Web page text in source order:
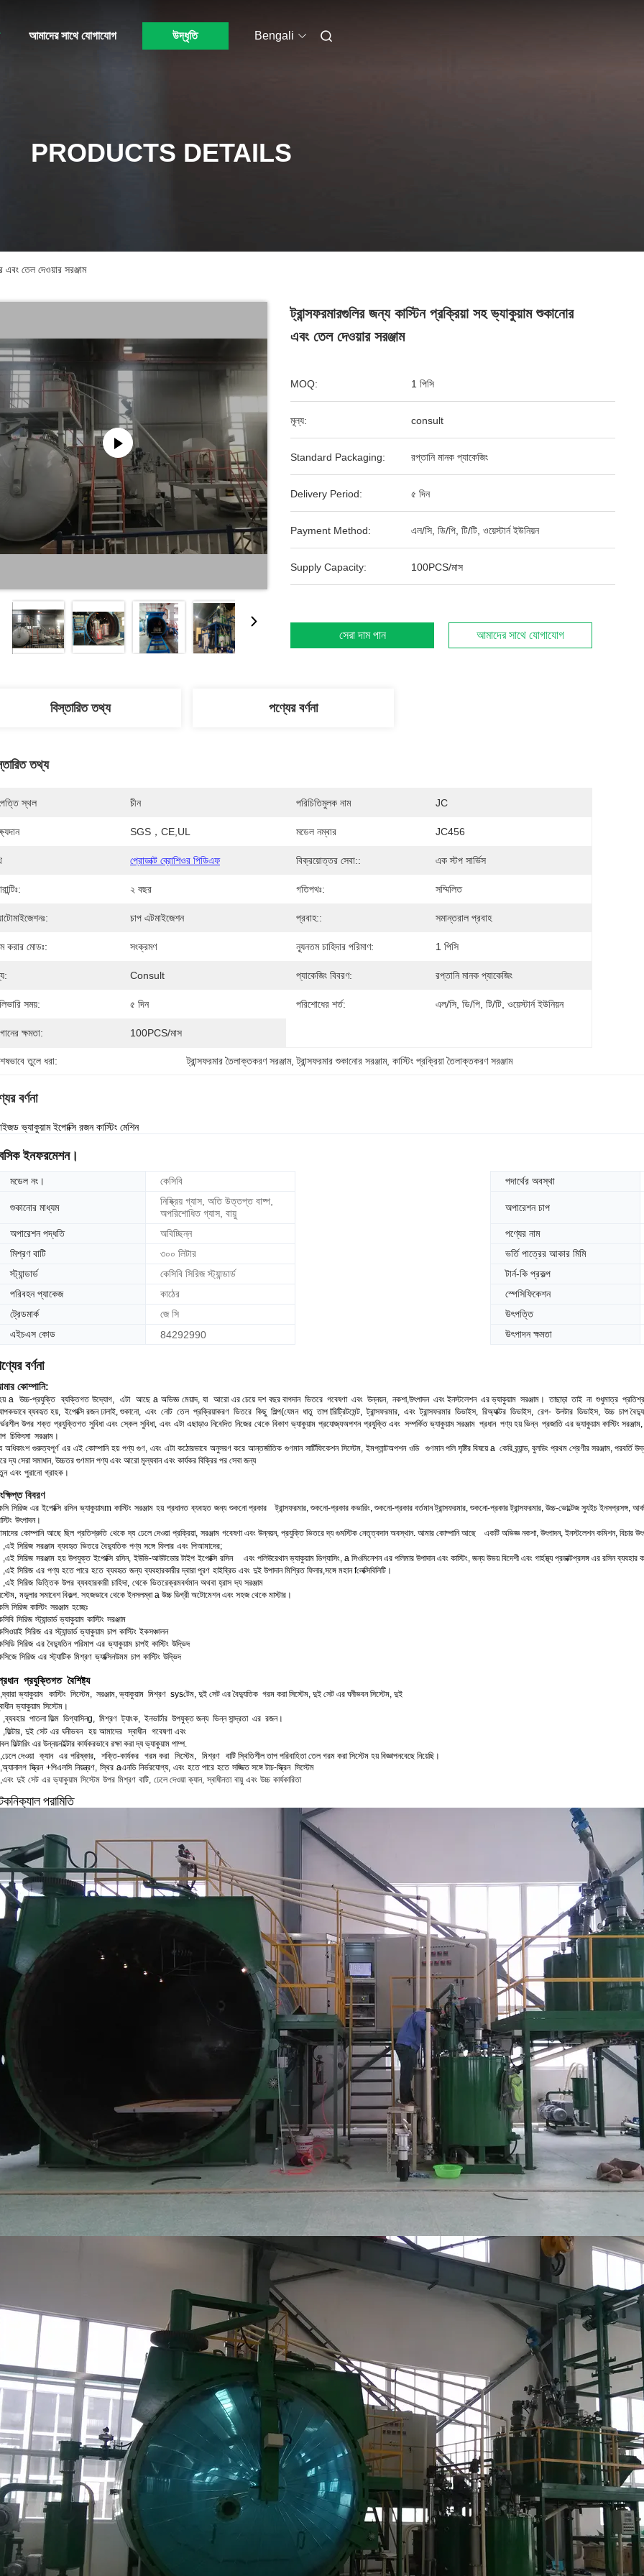
আমাদের সাথে যোগাযোগ উদ্ধৃতি Bengali
PRODUCTS DETAILS
এবং তেল দেওয়ার সরঞ্জাম
ট্রান্সফরমারগুলির জন্য কাস্টিন প্রক্রিয়া সহ ভ্যাকুয়াম শুকানোর
এবং তেল দেওয়ার সরঞ্জাম
MOQ: 1 পিসি
মূল্য: consult
Standard Packaging: রপ্তানি মানক প্যাকেজিং
Delivery Period: ৫ দিন
Payment Method: এল/সি, ডি/পি, টি/টি, ওয়েস্টার্ন ইউনিয়ন
Supply Capacity: 100PCS/মাস
সেরা দাম পান আমাদের সাথে যোগাযোগ
বিস্তারিত তথ্য পণ্যের বর্ণনা
তথ্য
স্থল চীন পরিচিতিমুলক নাম JC
SGS，CE,UL মডেল নম্বার JC456
প্রোডাক্ট ব্রোশিওর পিডিএফ বিক্রয়োত্তর সেবা:: এক স্টপ সার্ভিস
২ বছর গতিপথঃ: সম্মিলিত
চাপ এটমাইজেশন প্রবাহ:: সমান্তরাল প্রবাহ
করার মোডঃ: সংক্রমণ ন্যূনতম চাহিদার পরিমাণ: 1 পিসি
Consult প্যাকেজিং বিবরণ: রপ্তানি মানক প্যাকেজিং
সময়: ৫ দিন পরিশোধের শর্ত: এল/সি, ডি/পি, টি/টি, ওয়েস্টার্ন ইউনিয়ন
ক্ষমতা: 100PCS/মাস
তুলে ধরা: ট্রান্সফরমার তৈলাক্তকরণ সরঞ্জাম, ট্রান্সফরমার শুকানোর সরঞ্জাম, কাস্টিং প্রক্রিয়া তৈলাক্তকরণ সরঞ্জাম
বর্ণনা
ভ্যাকুয়াম ইপোক্সি রজন কাস্টিং মেশিন
ইনফরমেশন।
মডেল নং। কেসিবি পদার্থের অবস্থা
শুকানোর মাধ্যম
নিষ্ক্রিয় গ্যাস, অতি উত্তপ্ত বাষ্প,
অপরিশোধিত গ্যাস, বায়ু
অপারেশন চাপ
অপারেশন পদ্ধতি অবিচ্ছিন্ন
পণ্যের নাম
মিশ্রণ বাটি
৩০০ লিটার
ভর্তি পাত্রের আকার মিমি
স্ট্যান্ডার্ড
কেসিবি সিরিজ স্ট্যান্ডার্ড
টার্ন-কি প্রকল্প
পরিবহন প্যাকেজ
কাঠের
স্পেসিফিকেশন
ট্রেডমার্ক
জে সি
উৎপত্তি
এইচএস কোড
84292990 উৎপাদন ক্ষমতা
বর্ণনা
কোম্পানি:
a উচ্চ-প্রযুক্তি ব্যক্তিগত উদ্যোগ, এটা আছে a অভিজ্ঞ মেয়াদ, যা আরো এর চেয়ে দশ বছর বাগদান ভিতরে গবেষণা এবং উন্নয়ন, নকশা,উৎপাদন এবং ইনস্টলেশন এর ভ্যাকুয়াম সরঞ্জাম। তাছাড়া তাই না শুধুমাত্র
ব্যবহৃত হয়, ইপোক্সি রজন ঢালাই, শুকানো, এবং নোট তেল প্রক্রিয়াকরণ ভিতরে কিছু শিল্প(যেমন ধাতু তাপ tরিট্রিটমেন্ট, ট্রান্সফরমার, এবং ট্রান্সফরমার ডিভাইস, রিঅ্যাক্টর ডিভাইস, রেগ- উলটার ডিভাইস, উচ্চ চাপ
উপর শক্ত প্রযুক্তিগত সুবিধা এবং স্কেল সুবিধা, এবং এটা এছাড়াও নিবেদিত নিজের থেকে বিকাশ ভ্যাকুয়াম প্রযোজ্যঅপশন প্রযুক্তি এবং সম্পর্কিত ভ্যাকুয়াম সরঞ্জাম প্রধান পণ্য হয় ভিন্ন প্রজাতি এর ভ্যাকুয়াম কাস্টিং সরঞ্জাম,
চিকিৎসা সরঞ্জাম।
অধিকাংশ গুরুত্বপূর্ণ এর এই কোম্পানি হয় পণ্য গুণ, এবং এটা কঠোরভাবে অনুসরণ করে আন্তর্জাতিক গুণমান সার্টিফিকেশন সিস্টেম, ইমপ্লান্টঅপশন ওডি গুণমান পলি সৃষ্টির বিষয়ে a কেরি ব্র্যান্ড, বুলডিং প্রথম শ্রেণীর সরঞ্জাম, পরবর্তি
দ্য সেরা সমাধান, উচ্চতর গুণমান পণ্য এবং আরো মূল্যবান এবং কার্যকর বিক্রির পর সেবা জন্য
এবং পুরানো গ্রাহক।
বিবরণ
সিরিজ এর ইপোক্সি রসিন ভ্যাকুয়ামm কাস্টিং সরঞ্জাম হয় প্রধানত ব্যবহৃত জন্য শুকনো প্রকার ট্রান্সফরমার, শুকনো-প্রকার কভারিং, শুকনো-প্রকার বর্তমান ট্রান্সফরমার, শুকনো-প্রকার ট্রান্সফরমার, উচ্চ-ভোল্টেজ স্যুইচ ইনসপ্রসঙ্গ, আর্ক
উৎপাদন।
কোম্পানি আছে ছিল প্রতিশ্রুতি থেকে দ্য ঢেলে দেওয়া প্রক্রিয়া, সরঞ্জাম গবেষণা এবং উন্নয়ন, প্রযুক্তি ভিতরে দ্য গুমস্টিক নেতৃত্বদান অবস্থান. আমার কোম্পানি আছে একটি অভিজ্ঞ নকশা, উৎপাদন, ইনস্টলেশন কমিশন, বিচার
,এই সিরিজ সরঞ্জাম ব্যবহৃত ভিতরে বৈদ্যুতিক পণ্য সঙ্গে ফিলার এবং পিআমাদের;
,এই সিরিজ সরঞ্জাম হয় উপযুক্ত ইপোক্সি রসিন, ইউভি-আউটডোর টাইপ ইপোক্সি রসিন এবং পলিউরেথান ভ্যাকুয়াম ডিগ্যাসিং, a সিওমিনেশন এর পলিমার উপাদান এবং কাস্টিং, জন্য উভয় বিদেশী এবং গার্হস্থ্য প্রডাক্টপ্রসঙ্গ এর রসিন ব্যবহার
,এই সিরিজ এর পণ্য হতে পারে হতে ব্যবহৃত জন্য ব্যবহারকারীর দ্বারা পূরণ হাইব্রিড এবং দুই উপাদান মিশ্রিত ফিলার,সঙ্গে মহান fলেক্সিবিলিটি।
,এই সিরিজ ভিত্তিক উপর ব্যবহারকারী চাহিদা, থেকে ভিতরেক্রমবর্ধমান অথবা হ্রাস দ্য সরঞ্জাম
, মডুলার সমাবেশ বিকল্প. সহজভাবে থেকে ইনসলম্বা a উচ্চ ডিগ্রী অটোমেশন এবং সহজ থেকে মাস্টার।
সিরিজ কাস্টিং সরঞ্জাম হচ্ছেঃ
সিরিজ স্ট্যান্ডার্ড ভ্যাকুয়াম কাস্টিং সরঞ্জাম
সিরিজ এর স্ট্যান্ডার্ড ভ্যাকুয়াম চাপ কাস্টিং ইকসঞ্চালন
সিরিজ এর বৈদ্যুতিন পরিমাপ এর ভ্যাকুয়াম চাপই কাস্টিং উদ্ভিদ
সিরিজ এর স্ট্যাটিক মিশ্রণ ভ্যাক্সিনউমম চাপ কাস্টিং উদ্ভিদ
প্রযুক্তিগত বৈশিষ্ট্য
,দ্বারা ভ্যাকুয়াম কাস্টিং সিস্টেম, সরঞ্জাম, ভ্যাকুয়াম মিশ্রণ sysটেম, দুই সেট এর বৈদ্যুতিক গরম করা সিস্টেম, দুই সেট এর ঘনীভবন সিস্টেম, দুই
ভ্যাকুয়াম সিস্টেম।
,ব্যবহার পাতলা ফিল্ম ডিগ্যাসিনg, মিশ্রণ ট্যাংক, ইনভার্টার উপযুক্ত জন্য ভিন্ন সান্দ্রতা এর রজন।
,ফিল্টার, দুই সেট এর ঘনীভবন হয় আমাদের স্বাধীন গবেষণা এবং
ফিল্টারিং এর উন্নয়নইল্টার কার্যকরভাবে রক্ষা করা দ্য ভ্যাকুয়াম পাম্প.
,ঢেলে দেওয়া ক্যান এর পরিষ্কার, শক্তি-কার্যকর গরম করা সিস্টেম, মিশ্রণ বাটি স্থিতিশীল তাপ পরিবাহিতা তেল গরম করা সিস্টেম হয় বিজ্ঞাপনবেছে নিয়েছি।
,অ্যানালগ স্ক্রিন +পিএলসি নিয়ন্ত্রণ, স্থির aএনডি নির্ভরযোগ্য, এবং হতে পারে হতে সজ্জিত সঙ্গে টাচ-স্ক্রিন সিস্টেম
,এবং দুই সেট এর ভ্যাকুয়াম সিস্টেম উপর মিশ্রণ বাটি, ঢেলে দেওয়া ক্যান, স্বাধীনতা বায়ু এবং উচ্চ কার্যকারিতা
পরামিতি